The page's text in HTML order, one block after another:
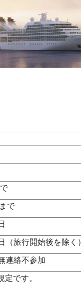
で
（旅行開始後を除く）
連絡不参加
です。